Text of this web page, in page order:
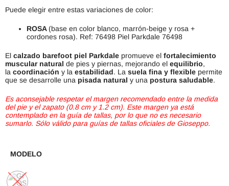
Puede elegir entre estas variaciones de color:
ROSA(base en color blanco, marrón-beige y rosa +
cordones rosa). Ref: 76498 Piel Parkdale 76498
El calzado barefoot piel Parkdale promueve el fortalecimiento
muscular natural de pies y piernas, mejorando el equilibrio,
la coordinación y la estabilidad. La suela fina y flexible permite
que se desarrolle una pisada natural y una postura saludable.
Es aconsejable respetar el margen recomendado entre la medida
del pie y el zapato (0.8 cm y 1.2 cm). Este margen ya está
contemplado en la guía de tallas, por lo que no es necesario
sumarlo. Sólo válido para guías de tallas oficiales de Gioseppo.
MODELO